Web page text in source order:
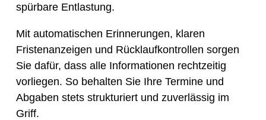
spürbare Entlastung.
Mit automatischen Erinnerungen, klaren
Fristenanzeigen und Rücklaufkontrollen sorgen
Sie dafür, dass alle Informationen rechtzeitig
vorliegen. So behalten Sie Ihre Termine und
Abgaben stets strukturiert und zuverlässig im
Griff.